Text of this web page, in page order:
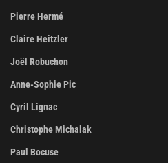
Pierre Hermé
Claire Heitzler
Joël Robuchon
Anne-Sophie Pic
Cyril Lignac
Christophe Michalak
Paul Bocuse